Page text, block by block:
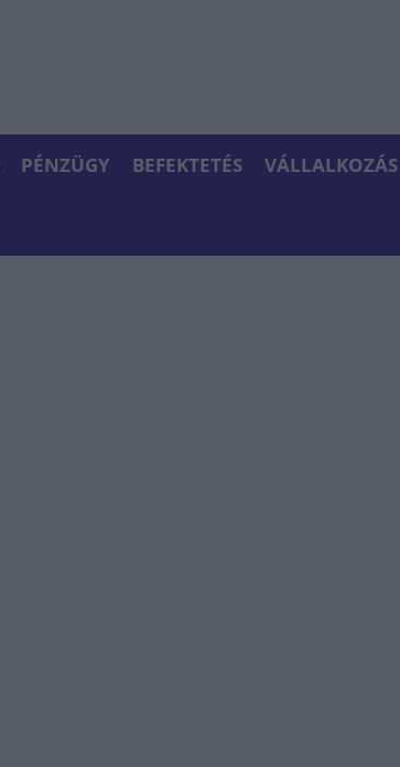
PÉNZÜGY BEFEKTETÉS VÁLLALKOZÁS